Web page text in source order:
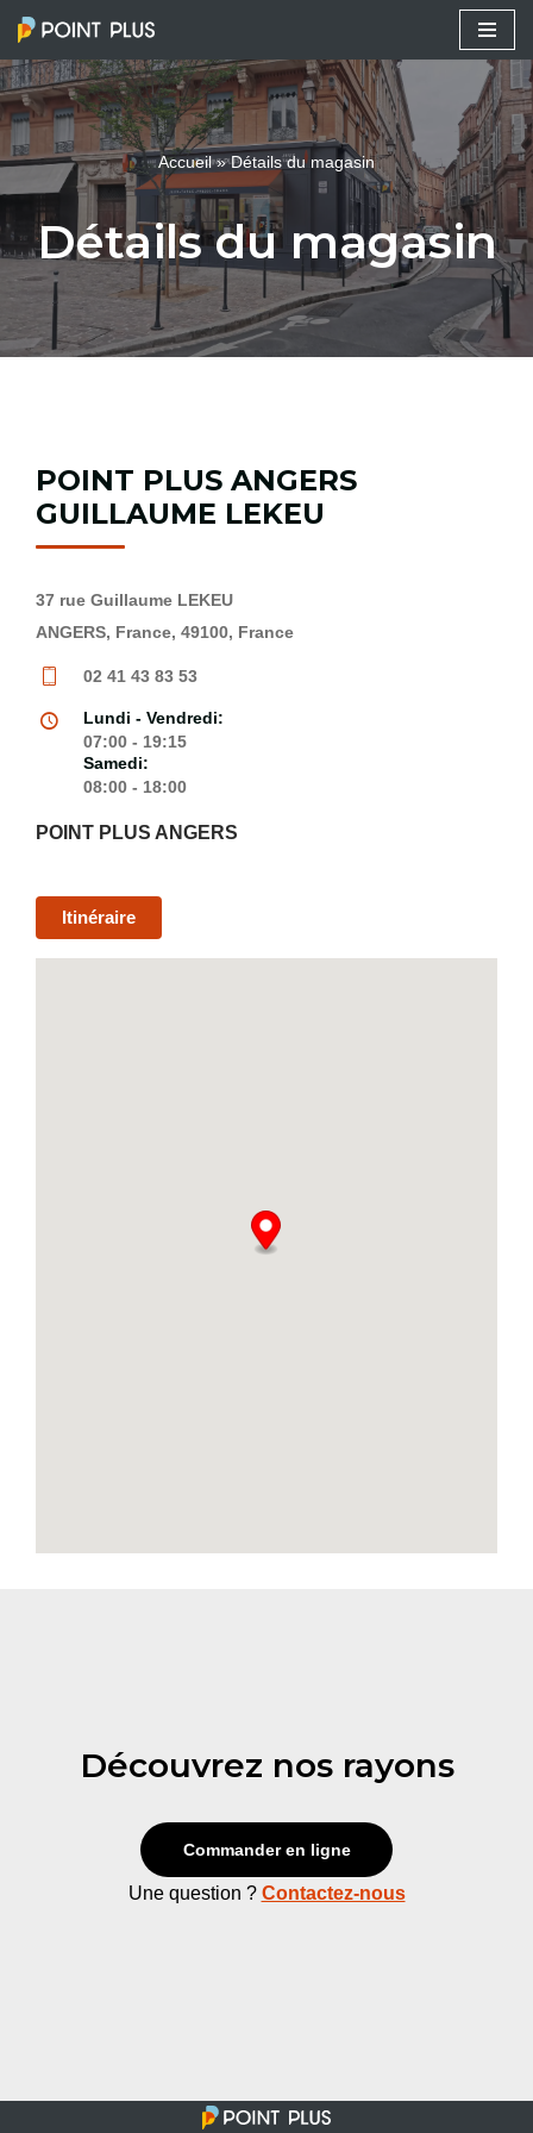
Aller
au
contenu
Accueil»Détails du magasin
Détails du magasin
POINT PLUS ANGERS
GUILLAUME LEKEU
37 rue Guillaume LEKEU
ANGERS, France, 49100, France
02 41 43 83 53
Lundi - Vendredi:
07:00 - 19:15
Samedi:
08:00 - 18:00
POINT PLUS ANGERS
Itinéraire
Découvrez nos rayons
Commander en ligne
Une question ? Contactez-nous